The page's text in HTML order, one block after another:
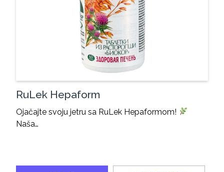
RuLek Hepaform
Ojačajte svoju jetru sa RuLek Hepaformom!
Naša…